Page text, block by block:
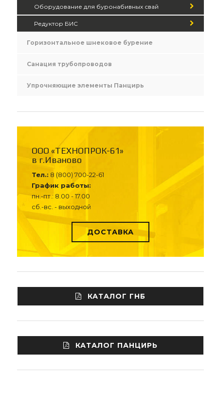
Оборудование для буронабивных свай
Редуктор БИС
Горизонтальное шнековое бурение
Санация трубопроводов
Упрочняющие элементы Панцирь
ООО «ТЕХНОПРОК-61»
в г.Иваново
Тел.: 8 (800) 700-22-61
График работы:
пн.-пт.: 8.00 - 17.00
сб.-вс. - выходной
ДОСТАВКА
КАТАЛОГ ГНБ
КАТАЛОГ ПАНЦИРЬ